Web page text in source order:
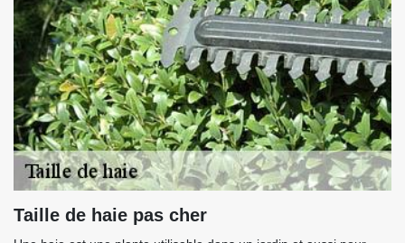
Taille de haie pas cher